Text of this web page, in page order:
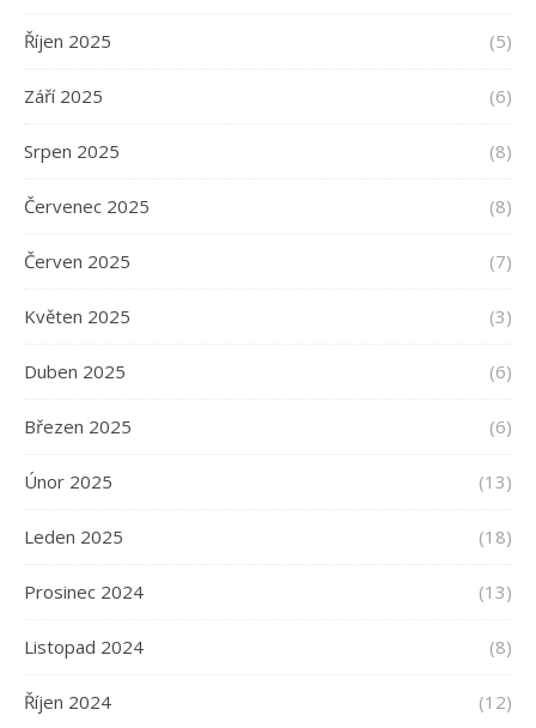
Říjen 2025 (5)
Září 2025 (6)
Srpen 2025 (8)
Červenec 2025 (8)
Červen 2025 (7)
Květen 2025 (3)
Duben 2025 (6)
Březen 2025 (6)
Únor 2025 (13)
Leden 2025 (18)
Prosinec 2024 (13)
Listopad 2024 (8)
Říjen 2024 (12)